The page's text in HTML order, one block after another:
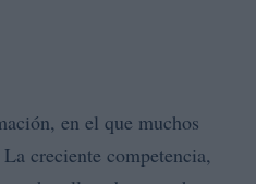
en el que muchos
creciente competencia,